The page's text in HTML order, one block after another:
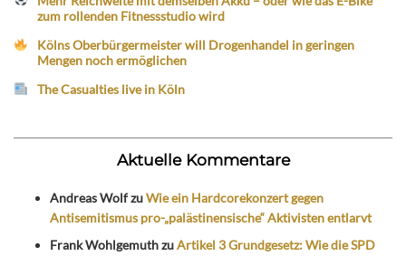
zum rollenden Fitnessstudio wird
Kölns Oberbürgermeister will Drogenhandel in geringen
Mengen noch ermöglichen
The Casualties live in Köln
Aktuelle Kommentare
Andreas WolfzuWie ein Hardcorekonzert gegen
Antisemitismus pro-„palästinensische“ Aktivisten entlarvt
Frank WohlgemuthzuArtikel 3 Grundgesetz: Wie die SPD